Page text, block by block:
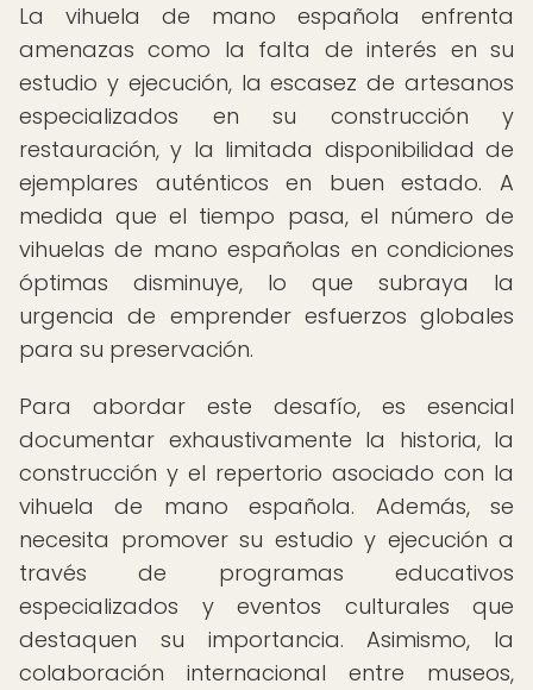
La vihuela de mano española enfrenta
amenazas como la falta de interés en su
estudio y ejecución, la escasez de artesanos
especializados en su construcción y
restauración, y la limitada disponibilidad de
ejemplares auténticos en buen estado. A
medida que el tiempo pasa, el número de
vihuelas de mano españolas en condiciones
óptimas disminuye, lo que subraya la
urgencia de emprender esfuerzos globales
para su preservación.
Para abordar este desafío, es esencial
documentar exhaustivamente la historia, la
construcción y el repertorio asociado con la
vihuela de mano española. Además, se
necesita promover su estudio y ejecución a
través de programas educativos
especializados y eventos culturales que
destaquen su importancia. Asimismo, la
colaboración internacional entre museos,